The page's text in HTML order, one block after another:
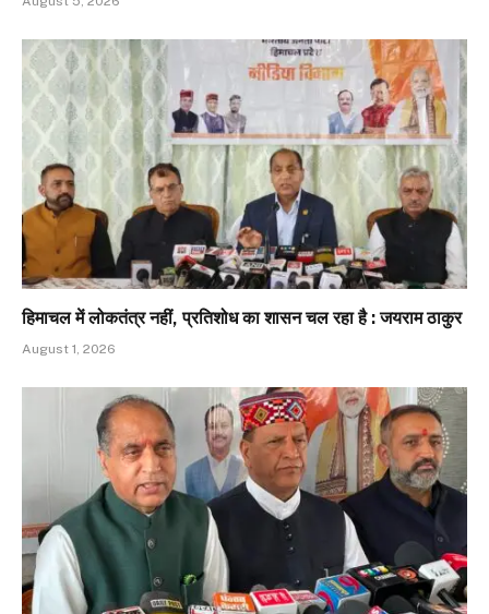
हिमाचल में लोकतंत्र नहीं, प्रतिशोध का शासन चल रहा है : जयराम ठाकुर
August 1, 2026